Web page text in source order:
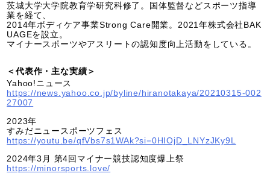
茨城大学大学院教育学研究科修了。国体監督などスポーツ指導
業を経て、
2014年ボディケア事業Strong Care開業。2021年株式会社BAK
UAGEを設立。
マイナースポーツやアスリートの認知度向上活動をしている。
＜代表作・主な実績＞
Yahoo!ニュース
https://news.yahoo.co.jp/byline/hiranotakaya/20210315-002
27007
2023年
すみだニュースポーツフェス
https://youtu.be/qfVbs7s1WAk?si=0HIOjD_LNYzJKy9L
2024年3月 第4回マイナー競技認知度爆上祭
https://minorsports.love/